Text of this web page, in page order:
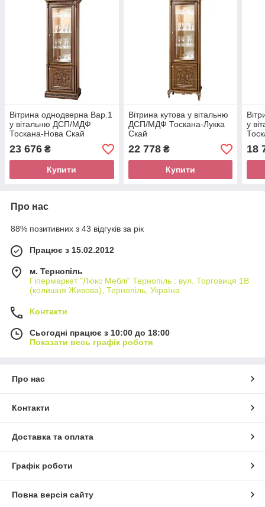
Вітрина однодверна Вар.1
у вітальню ДСП/МДФ
Тоскана-Нова Скай
23 676 ₴
Купити
Вітрина кутова у вітальню
ДСП/МДФ Тоскана-Лукка
Скай
22 778₴
Купити
у
18
Про нас
88% позитивних з 43 відгуків за рік
Працює з 15.02.2012
м. Тернопіль
Гіпермаркет "Люкс Меблі" Тернопіль : вул. Торговиця 1В
(колишня Живова), Тернопіль, Україна
Контакти
Сьогодні працює з 10:00 до 18:00
Показати весь графік роботи
Про нас
Контакти
Доставка та оплата
Графік роботи
Повна версія сайту